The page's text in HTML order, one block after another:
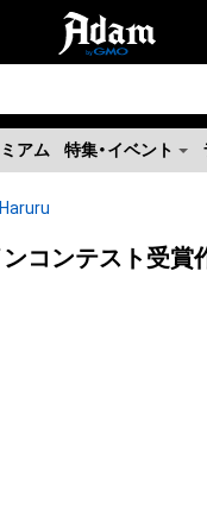
アム 特集・イベント
コンテスト受賞